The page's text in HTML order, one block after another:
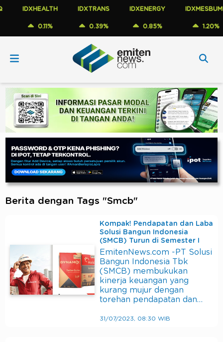
IDXHEALTH
0.11%
IDXTRANS
0.39%
IDXENERGY
0.85%
IDXMESBUMN
1.20%
Berita dengan Tags "Smcb"
Kompak! Pendapatan dan Laba
Solusi Bangun Indonesia
(SMCB) Turun di Semester I
EmitenNews.com -PT Solusi
Bangun Indonesia Tbk
(SMCB) membukukan
kinerja keuangan yang
kurang mujur dengan
torehan pendapatan dan…
31/07/2023, 08:30 WIB